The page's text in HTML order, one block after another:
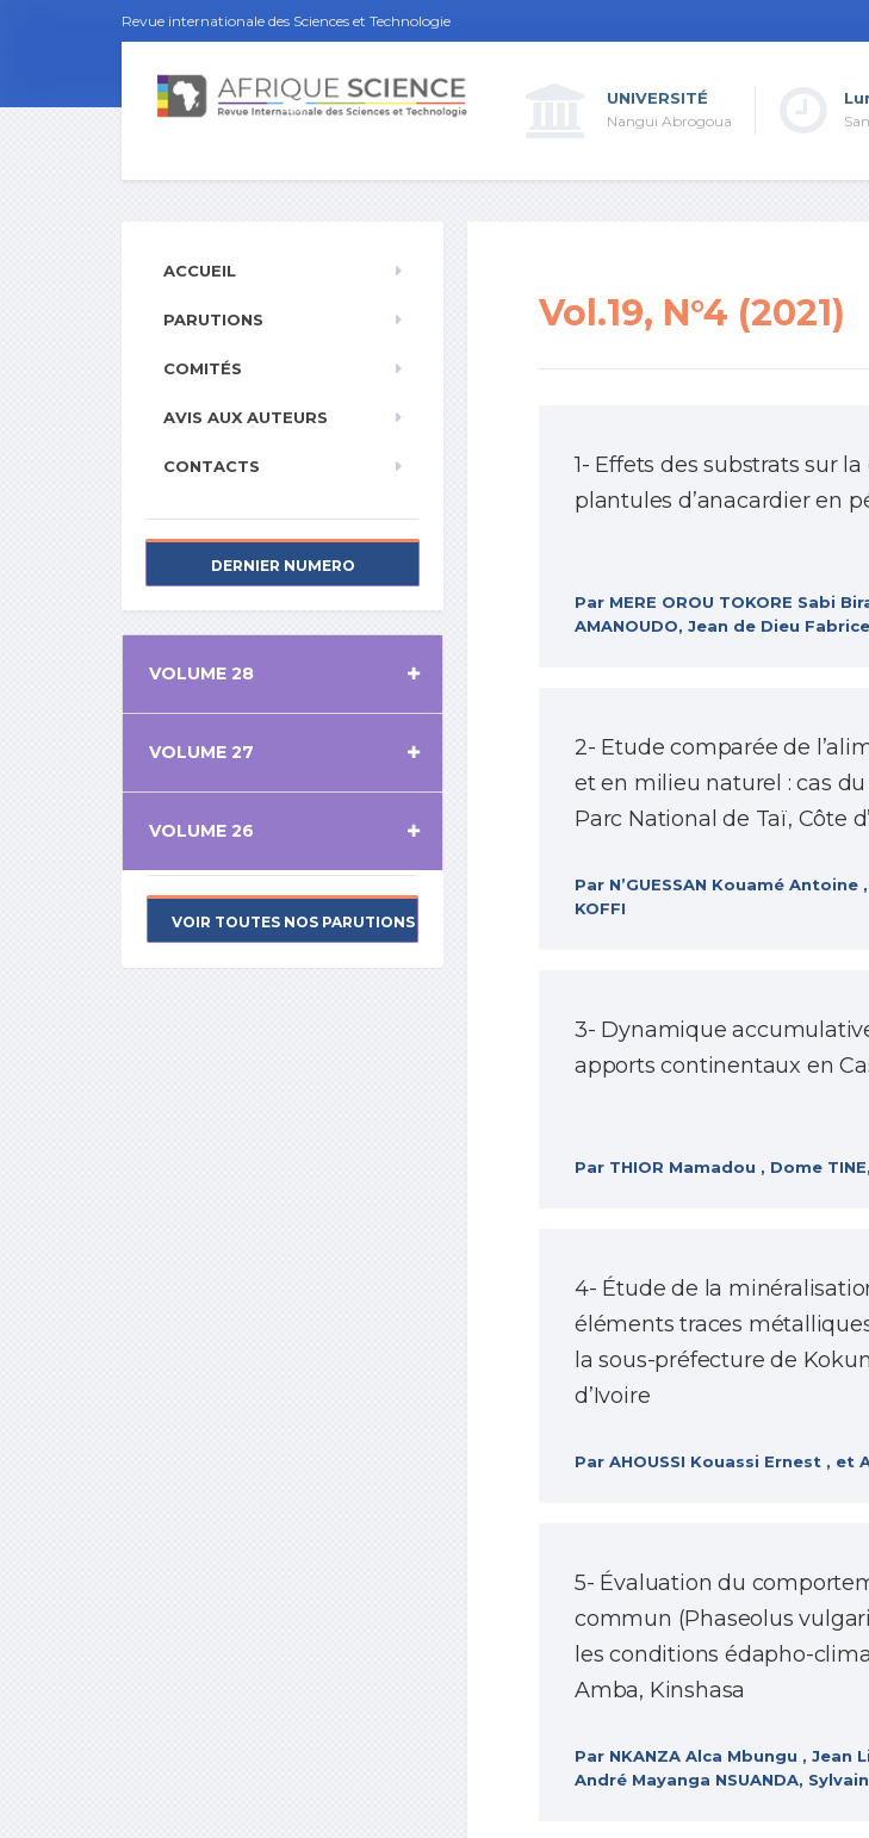
Revue internationale des Sciences et Technologie
UNIVERSITÉ
Nangui Abrogoua
Vol.19, N°4 (2021)
1- Effets des substrats sur
plantules d’anacardier en
Par MERE OROU TOKORE Sabi
AMANOUDO, Jean de Dieu
2- Etude comparée de
et en milieu naturel : cas
Parc National de Taï, Côte
Par N’GUESSAN Kouamé
KOFFI
3- Dynamique
apports continentaux en
Par THIOR Mamadou , Dome
4- Étude de la
éléments traces
la sous-préfecture de
d’Ivoire
Par AHOUSSI Kouassi Ernest , et
5- Évaluation du
commun (Phaseolus
les conditions édapho-
Amba, Kinshasa
Par NKANZA Alca Mbungu , Jean
André Mayanga NSUANDA,
ACCUEIL
PARUTIONS
COMITÉS
AVIS AUX AUTEURS
CONTACTS
DERNIER NUMERO
VOLUME 28
VOLUME 27
VOLUME 26
VOIR TOUTES NOS PARUTIONS